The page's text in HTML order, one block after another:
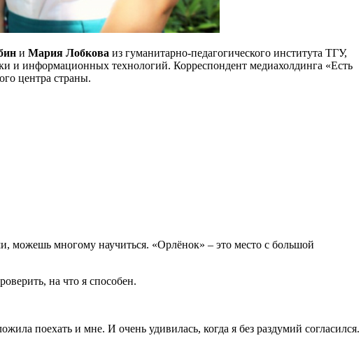
и Мария Лобкова из гуманитарно-педагогического института ТГУ,
и информационных технологий. Корреспондент медиахолдинга «Есть
центра страны.
можешь многому научиться. «Орлёнок» – это место с большой
на что я способен.
поехать и мне. И очень удивилась, когда я без раздумий согласился.